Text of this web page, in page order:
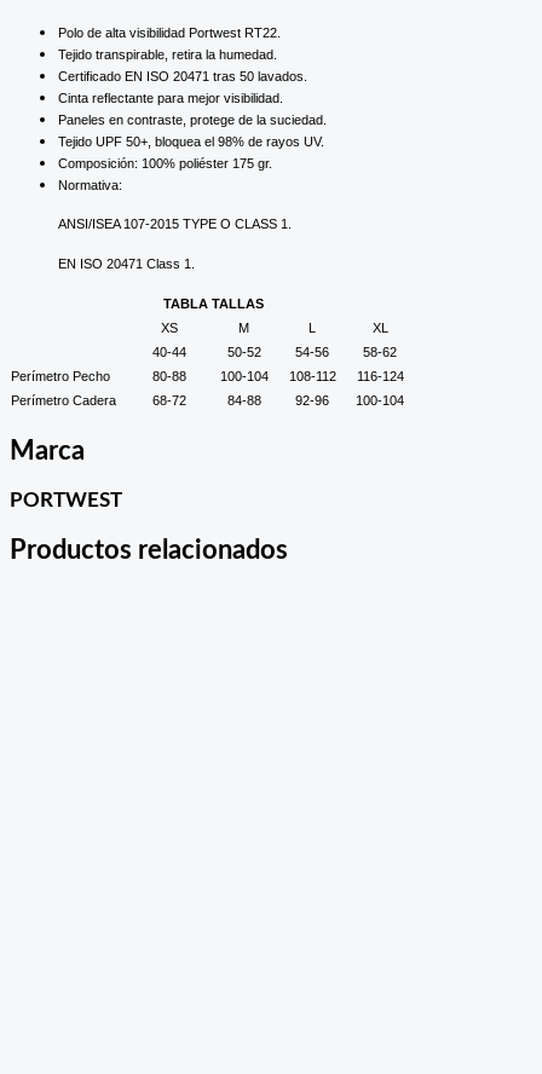
Polo de alta visibilidad Portwest RT22.
Tejido transpirable, retira la humedad.
Certificado EN ISO 20471 tras 50 lavados.
Cinta reflectante para mejor visibilidad.
Paneles en contraste, protege de la suciedad.
Tejido UPF 50+, bloquea el 98% de rayos UV.
Composición: 100% poliéster 175 gr.
Normativa:
ANSI/ISEA 107-2015 TYPE O CLASS 1.
EN ISO 20471 Class 1.
TABLA TALLAS
XS
M
XL
40-44
50-52 54-56
58-62
Perímetro Pecho
80-88 100-104 108-112
116-124
Perímetro Cadera
68-72 84-88 92-96 100-104
Marca
PORTWEST
Productos relacionados